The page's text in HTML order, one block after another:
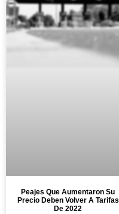
Peajes Que Aumentaron Su
Precio Deben Volver A Tarifas
De 2022